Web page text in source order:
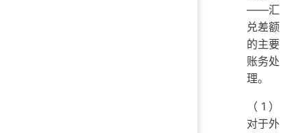
——汇
兑差额
的主要
账务处
理。
（1）
对于外